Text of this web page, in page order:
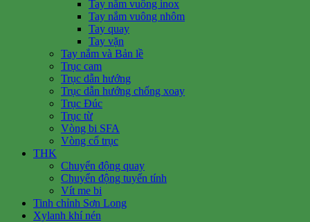
Tay nắm vuông inox
Tay nắm vuông nhôm
Tay quay
Tay vặn
Tay nắm và Bản lề
Trục cam
Trục dẫn hướng
Trục dẫn hướng chống xoay
Trục Đúc
Trục từ
Vòng bi SFA
Vòng cổ trục
THK
Chuyển động quay
Chuyển động tuyến tính
Vít me bi
Tinh chỉnh Sơn Long
Xylanh khí nén